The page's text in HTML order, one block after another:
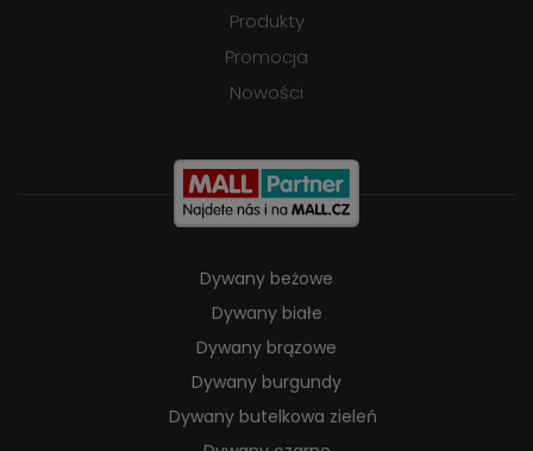
Produkty
Promocja
Nowości
Dywany beżowe
Dywany białe
Dywany brązowe
Dywany burgundy
Dywany butelkowa zieleń